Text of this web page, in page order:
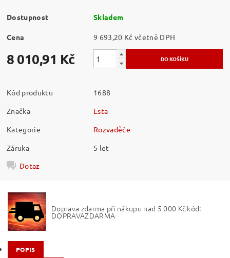
Dostupnost Skladem
Cena 9 693,20 Kč včetně DPH
8 010,91 Kč
Kód produktu
1688
Značka
Esta
Kategorie
Rozvaděče
Záruka
5 let
Dotaz
Doprava zdarma při nákupu nad 5 000 Kč kód:
DOPRAVAZDARMA
POPIS